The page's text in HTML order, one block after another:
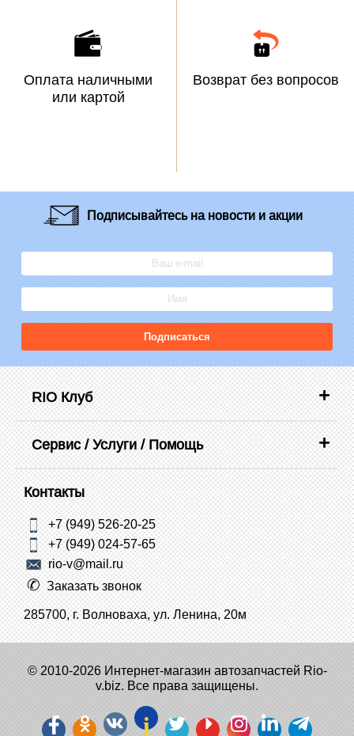
Оплата наличными
или картой
Возврат без вопросов
Подписывайтесьна новости и акции
Подписаться
RIO Клуб
Сервис / Услуги / Помощь
Контакты
+7 (949) 526-20-25
+7 (949) 024-57-65
rio-v@mail.ru
Заказать звонок
285700, г. Волноваха, ул. Ленина, 20м
© 2010-2026 Интернет-магазин автозапчастей Rio-
v.biz. Все права защищены.
i